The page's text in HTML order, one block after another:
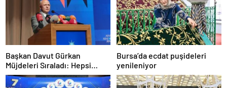
Başkan Davut Gürkan
Müjdeleri Sıraladı: Hepsi
Yakında Hizmete Giriyor !
Bursa’da ecdat puşideleri
yenileniyor